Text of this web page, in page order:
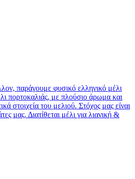
παράγουμε φυσικό ελληνικό μέλι
πορτοκαλιάς, με πλούσιο άρωμα και
στοιχεία του μελιού. Στόχος μας είναι
μας. Διατίθεται μέλι για λιανική &